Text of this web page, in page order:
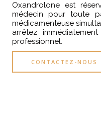
Oxandrolone est
médecin pour toute
médicamenteuse
arrêtez
professionnel.
CONTACTEZ-NOUS